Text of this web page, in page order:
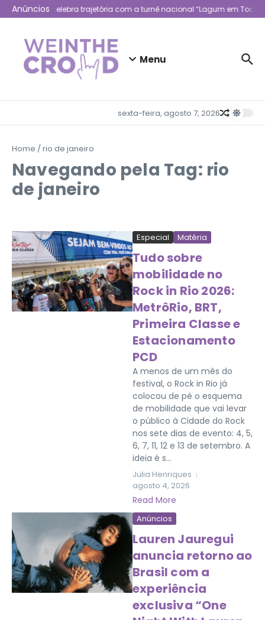
Ir para o conteúdo
Anúncios
Lagum celebra trajetória com a turnê nacional “Lagum em Todo
Menu
sexta-feira, agosto 7, 2026
Home /rio de janeiro
Navegando pela Tag: rio
de janeiro
Especial Matéria
Tudo sobre
mobilidade no
Rock in Rio 2026:
MetrôRio, BRT,
Primeira Classe e
Estacionamento
PCD
A menos de um mês do
festival, o Rock in Rio já
colocou de pé o esquema
de mobilidade que vai levar
o público à Cidade do Rock
nos sete dias de evento: 4, 5,
6, 7, 11, 12 e 13 de setembro. A
ideia é s...
Julia Henriques
agosto 4, 2026
Read More
Anúncios
Lauren Jauregui
anuncia retorno ao
Brasil com a
experiência
exclusiva “One